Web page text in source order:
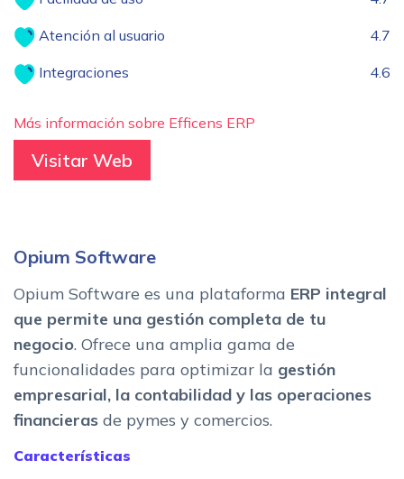
Atención al usuario 4.7
Integraciones 4.6
Más información sobre Efficens ERP
Visitar Web
Opium Software
Opium Software es una plataforma ERP integral
que permite una gestión completa de tu
negocio. Ofrece una amplia gama de
funcionalidades para optimizar la gestión
empresarial, la contabilidad y las operaciones
financieras de pymes y comercios.
Características